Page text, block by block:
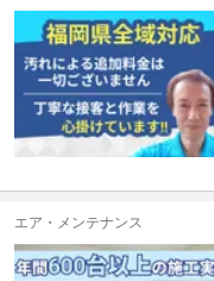
エア・メンテナンス